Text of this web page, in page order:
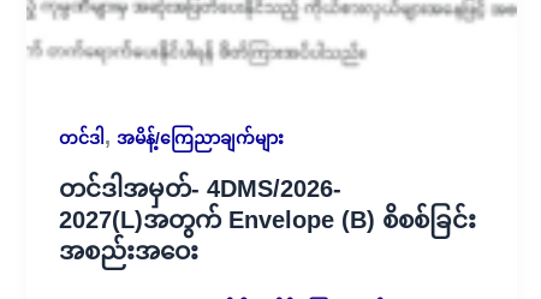
တင်ဒါ , အမိန့်/ကြေညာချက်များ
တင်ဒါအမှတ်- 4DMS/2026-
2027(L)အတွက် Envelope (B) စိစစ်ခြင်း
အစည်းအဝေး